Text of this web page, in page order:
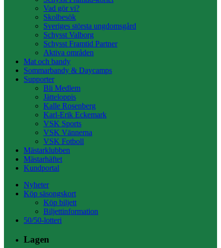
Vad gör vi?
Skolbesök
Sveriges största ungdomsgård
Schysst Valborg
Schysst Framtid Partner
Aktiva områden
Mat och bandy
Sommarbandy & Daycamps
Supporter
Bli Medlem
Jätteloppis
Kalle Rosenberg
Karl-Erik Eckemark
VSK Sports
VSK Vännerna
VSK Fotboll
Mästarklubben
Mästarhäftet
Kundportal
Nyheter
Köp säsongskort
Köp biljett
Biljettinformation
50/50-lotteri
Lagen